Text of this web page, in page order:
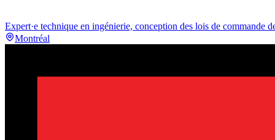
Expert·e technique en ingénierie, conception des lois de commande
Montréal